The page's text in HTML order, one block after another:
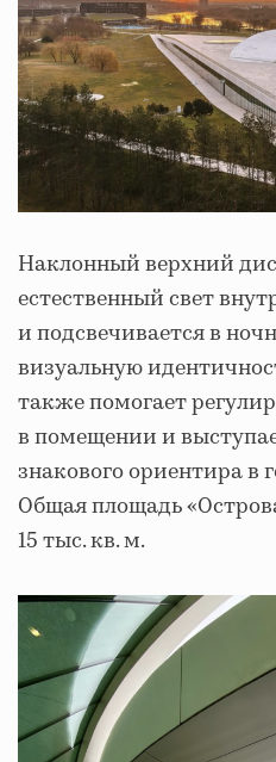
Наклонный верхний
естественный свет
и подсвечивается в
визуальную
также помогает
в помещении и
знакового ориентира в
Общая площадь
15 тыс. кв. м.